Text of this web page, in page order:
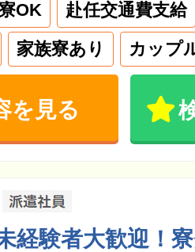
OK
赴任交通費支給
家族寮あり カップ
を見る
経験者大歓迎！